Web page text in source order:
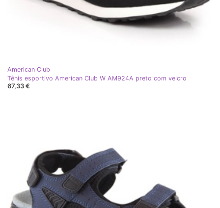
American Club
Tênis esportivo American Club W AM924A preto com velcro
67,33 €